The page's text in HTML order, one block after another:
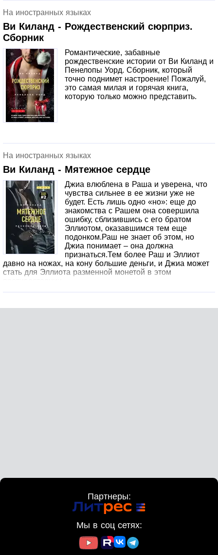
На иностранных языках
Ви Киланд - Рождественский сюрприз.
Сборник
Романтические, забавные
рождественские истории от Ви Киланд и
Пенелопы Уорд. Сборник, который
точно поднимет настроение! Пожалуй,
это самая милая и горячая книга,
которую только можно представить.
На иностранных языках
Ви Киланд - Мятежное сердце
Джиа влюблена в Раша и уверена, что
чувства сильнее в ее жизни уже не
будет. Есть лишь одно «но»: еще до
знакомства с Рашем она совершила
ошибку, сблизившись с его братом
Эллиотом, оказавшимся тем еще
подонком.Раш не знает об этом, но
Джиа понимает – она должна
признаться.Тем более Раш и Эллиот
давно на ножах, на кону большие деньги, и Джиа может
стать для Эллиота разменной монетой в этом
Партнеры:
Мы в соц сетях: